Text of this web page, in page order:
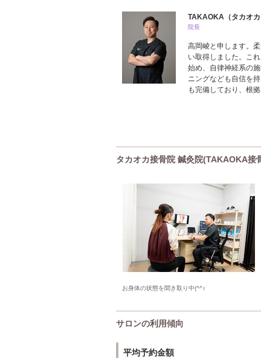
TAKAOKA（タカオ
院長
高岡崚と申します。
い取得しました。こ
始め、自律神経系の
ニングなども自信を
も完備しており、根
タカオカ接骨院 鍼灸院(TAKAOKA接
お身体の状態を聞き取り中(^^♪
サロンの利用傾向
平均予約金額